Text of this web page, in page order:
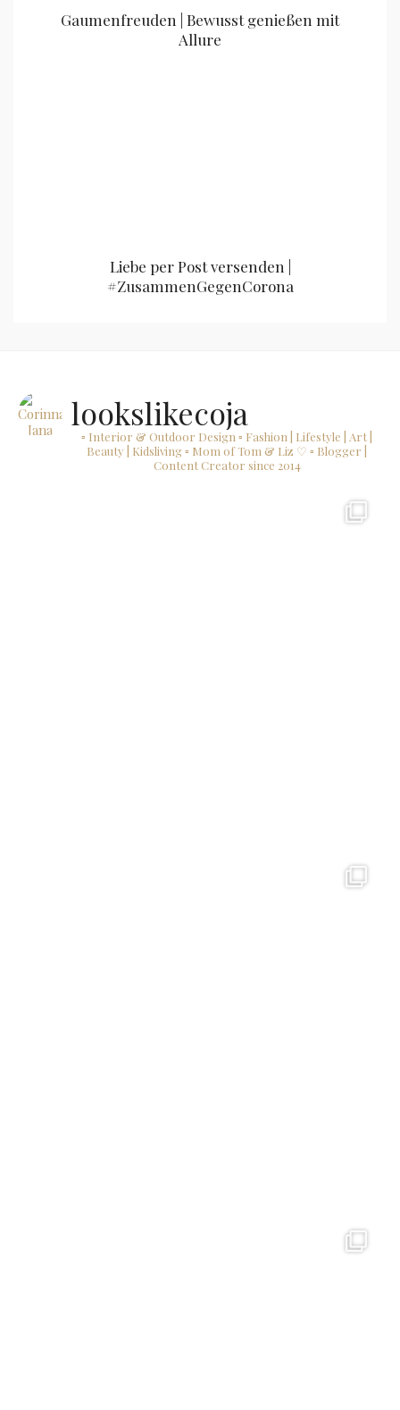
Gaumenfreuden | Bewusst genießen mit
Allure
Liebe per Post versenden |
#ZusammenGegenCorona
lookslikecoja
▫ Interior & Outdoor Design ▫ Fashion | Lifestyle | Art |
Beauty | Kidsliving▫ Mom of Tom & Liz ♡ ▫ Blogger |
Content Creator since 2014